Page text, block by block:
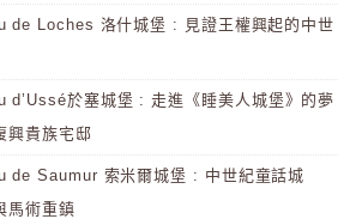
de Loches 洛什城堡 : 見證王權興起的中世
d’Ussé於塞城堡 : 走進《睡美人城堡》的夢
興貴族宅邸
de Saumur 索米爾城堡 : 中世紀童話城
馬術重鎮